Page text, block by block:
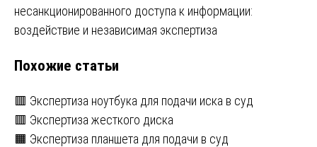
записям
несанкционированного доступа к информации:
воздействие и независимая экспертиза
Похожие статьи
🟥 Экспертиза ноутбука для подачи иска в суд
🟥 Экспертиза жесткого диска
🟧 Экспертиза планшета для подачи в суд